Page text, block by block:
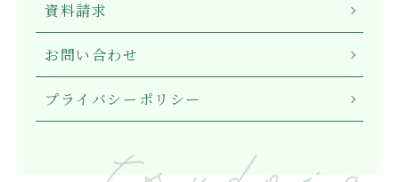
資料請求
お問い合わせ
プライバシーポリシー